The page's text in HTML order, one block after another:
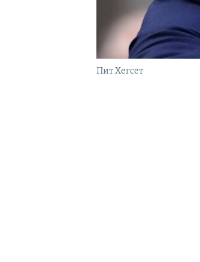
Пит Хегсет